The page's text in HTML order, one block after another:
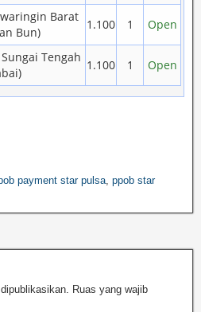
Barat
Bun)
1.100 1 Open
Tengah
1.100 1 Open
payment star pulsa ppob star
Ruas yang wajib